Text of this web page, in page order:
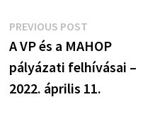
Bejegyzés
navigáció
PREVIOUS POSTPrevious
post:
A VP és a MAHOP
pályázati felhívásai –
2022. április 11.